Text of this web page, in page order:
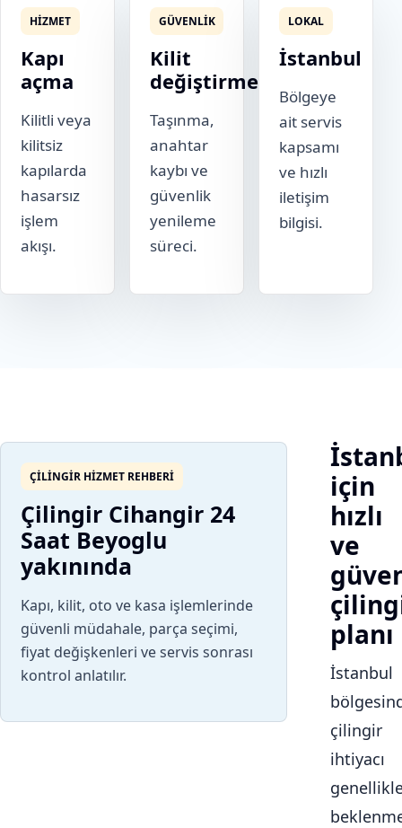
HIZMET
Kapı
açma
Kilitli veya
kilitsiz
kapılarda
hasarsız
işlem
akışı.
GÜVENLIK
Kilit
değiştirme
Taşınma,
anahtar
kaybı ve
güvenlik
yenileme
süreci.
LOKAL
İstanbul
Bölgeye
ait servis
kapsamı
ve hızlı
iletişim
bilgisi.
ÇILINGIR HIZMET REHBERI
Çilingir Cihangir 24
Saat Beyoglu
yakınında
Kapı, kilit, oto ve kasa işlemlerinde
güvenli müdahale, parça seçimi,
fiyat değişkenleri ve servis sonrası
kontrol anlatılır.
için
hızlı
ve
planı
İstanbul
çilingir
ihtiyacı